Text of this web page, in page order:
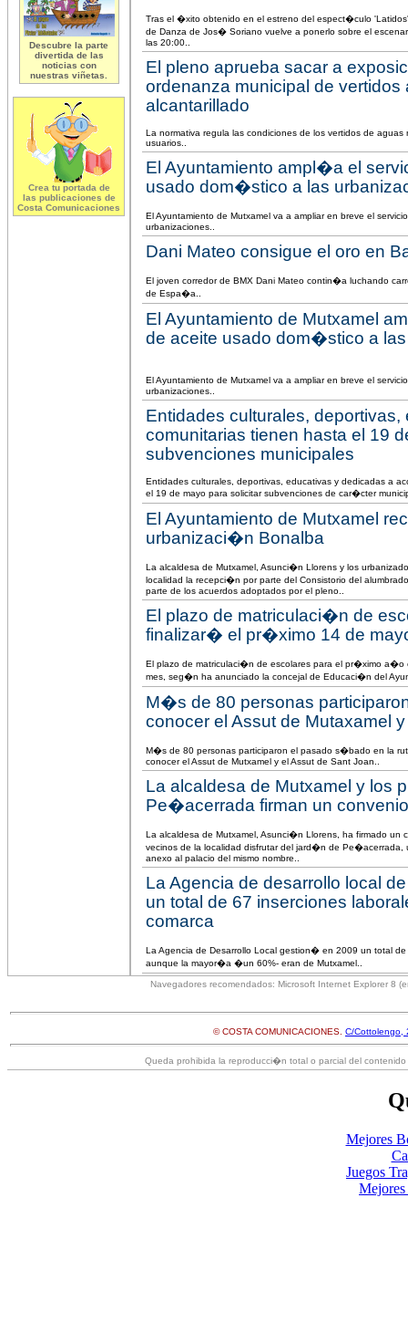
Descubre la parte
divertida de las
noticias con
nuestras viñetas.
Crea tu portada de
las publicaciones de
Costa Comunicaciones
Tras el �xito obtenido en el estreno del espect�culo
de Danza de Jos� Soriano vuelve a ponerlo sobre el
las 20:00..
El pleno aprueba sacar a
ordenanza municipal de vertidos
alcantarillado
La normativa regula las condiciones de los vertidos de
usuarios..
El Ayuntamiento ampl�a el
usado dom�stico a las
El Ayuntamiento de Mutxamel va a ampliar en breve el
urbanizaciones..
Dani Mateo consigue el oro en
El joven corredor de BMX Dani Mateo contin�a luchando
de Espa�a..
El Ayuntamiento de Mutxamel
de aceite usado dom�stico a
El Ayuntamiento de Mutxamel va a ampliar en breve el
urbanizaciones..
Entidades culturales,
comunitarias tienen hasta el 19
subvenciones municipales
Entidades culturales, deportivas, educativas y dedicadas a
el 19 de mayo para solicitar subvenciones de car�cter
El Ayuntamiento de Mutxamel
urbanizaci�n Bonalba
La alcaldesa de Mutxamel, Asunci�n Llorens y los
localidad la recepci�n por parte del Consistorio del
parte de los acuerdos adoptados por el pleno..
El plazo de matriculaci�n de
finalizar� el pr�ximo 14 de
El plazo de matriculaci�n de escolares para el pr�ximo a�o
mes, seg�n ha anunciado la concejal de Educaci�n del
M�s de 80 personas
conocer el Assut de Mutaxamel
M�s de 80 personas participaron el pasado s�bado en la
conocer el Assut de Mutxamel y el Assut de Sant Joan..
La alcaldesa de Mutxamel y los
Pe�acerrada firman un
La alcaldesa de Mutxamel, Asunci�n Llorens, ha firmado
vecinos de la localidad disfrutar del jard�n de
anexo al palacio del mismo nombre..
La Agencia de desarrollo local
un total de 67 inserciones
comarca
La Agencia de Desarrollo Local gestion� en 2009 un total
aunque la mayor�a �un 60%- eran de Mutxamel..
Navegadores recomendados: Microsoft Internet Explorer 8
© COSTA COMUNICACIONES. C/Cottolengo,
Queda prohibida la reproducci�n total o parcial del
Mejores
Juegos